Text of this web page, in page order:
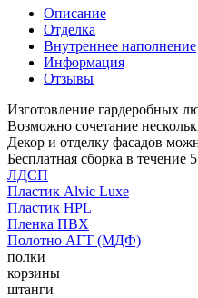
Описание
Отделка
Внутреннее наполнение
Информация
Отзывы
Изготовление гардеробных
Возможно сочетание
Декор и отделку фасадов
Бесплатная сборка в течение
ЛДСП
Пластик Alvic Luxe
Пластик HPL
Пленка ПВХ
Полотно АГТ (МДФ)
полки
корзины
штанги